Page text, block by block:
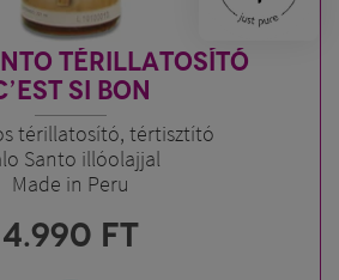
TÉRILLATOSÍTÓ
SI BON
térillatosító, tértisztító
Santo illóolajjal
Made in Peru
4.990 FT